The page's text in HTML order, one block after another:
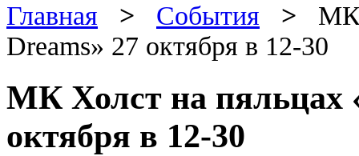
Главная > События > МК
Dreams» 27 октября в 12-30
МК Холст на пяльцах
октября в 12-30